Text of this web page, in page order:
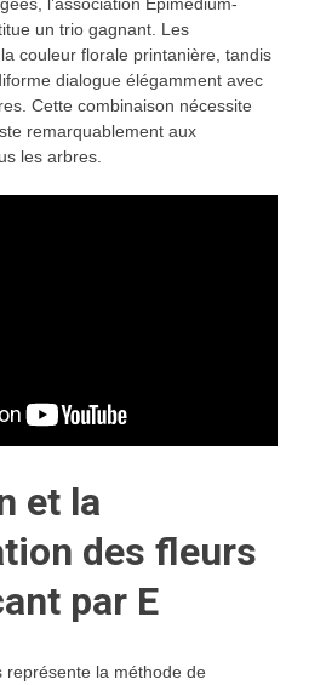
un trio gagnant. Les
couleur florale printanière, tandis
dialogue élégamment avec
Cette combinaison nécessite
remarquablement aux
les arbres.
et la
des fleurs
par E
représente la méthode de